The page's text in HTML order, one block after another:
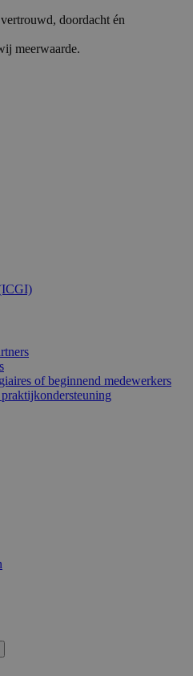
doordacht én
meerwaarde.
of beginnend medewerkers